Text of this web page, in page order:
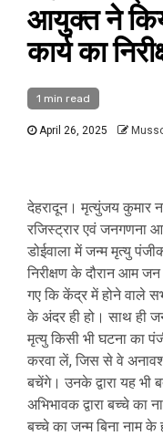
आयुक्त ने
कार्य का
1 min read
April 26, 2025
देहरादून। मृत्युंजय कुमार
रजिस्ट्रार एवं जनगणना
डोईवाला में जन्म मृत्यु
निरीक्षण के दौरान आम जन
गए कि केंद्र में होने वाले
के अंदर ही हो। साथ ही
मृत्यु किसी भी घटना का
करवा लें, जिस से वे
बचेंगे। उनके द्वारा यह भी
अभिभावक द्वारा बच्चे का
बच्चे का जन्म बिना नाम